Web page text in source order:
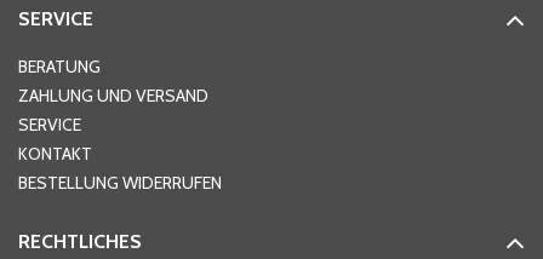
SERVICE
BERATUNG
ZAHLUNG UND VERSAND
SERVICE
KONTAKT
BESTELLUNG WIDERRUFEN
RECHTLICHES